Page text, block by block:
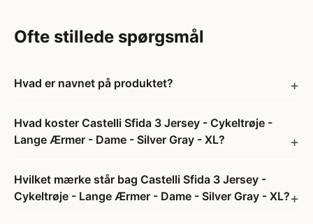
Ofte stillede spørgsmål
Hvad er navnet på produktet?
Hvad koster Castelli Sfida 3 Jersey - Cykeltrøje -
Lange Ærmer - Dame - Silver Gray - XL?
Hvilket mærke står bag Castelli Sfida 3 Jersey -
Cykeltrøje - Lange Ærmer - Dame - Silver Gray - XL?